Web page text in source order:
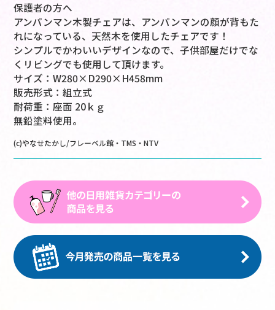
保護者の方へ
アンパンマン木製チェアは、アンパンマンの顔が背もた
れになっている、天然木を使用したチェアです！
シンプルでかわいいデザインなので、子供部屋だけでな
くリビングでも使用して頂けます。
サイズ：W280×D290×H458mm
販売形式：組立式
耐荷重：座面 20ｋｇ
無鉛塗料使用。
(c)やなせたかし/フレーベル館・TMS・NTV